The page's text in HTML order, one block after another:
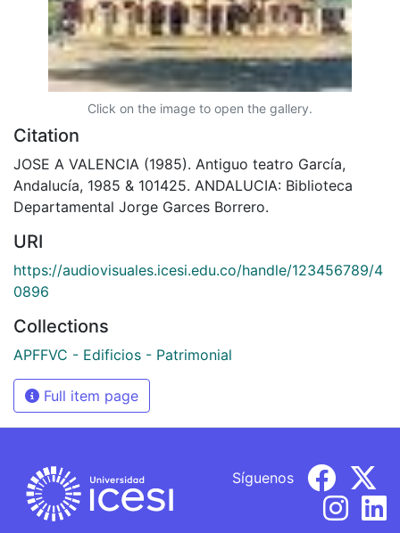
Click on the image to open the gallery.
Citation
JOSE A VALENCIA (1985). Antiguo teatro García,
Andalucía, 1985 & 101425. ANDALUCIA: Biblioteca
Departamental Jorge Garces Borrero.
URI
https://audiovisuales.icesi.edu.co/handle/123456789/4
0896
Collections
APFFVC - Edificios - Patrimonial
Full item page
Síguenos